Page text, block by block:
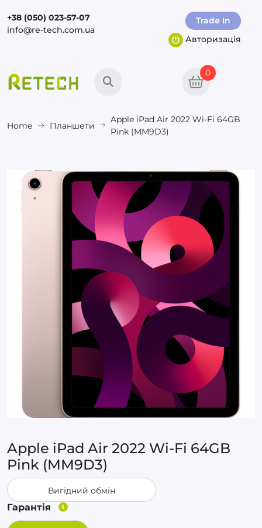
+38 (050) 023-57-07
info@re-tech.com.ua
Trade In
Авторизація
0
Home Планшети
Apple iPad Air 2022 Wi-Fi 64GB
Pink (MM9D3)
Apple iPad Air 2022 Wi-Fi 64GB
Pink (MM9D3)
Вигідний обмін
Гарантія